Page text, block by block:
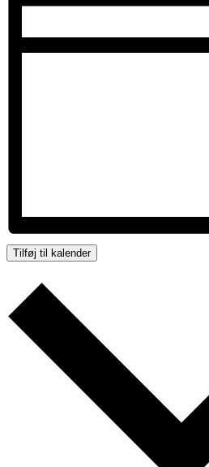
Tilføj til kalender